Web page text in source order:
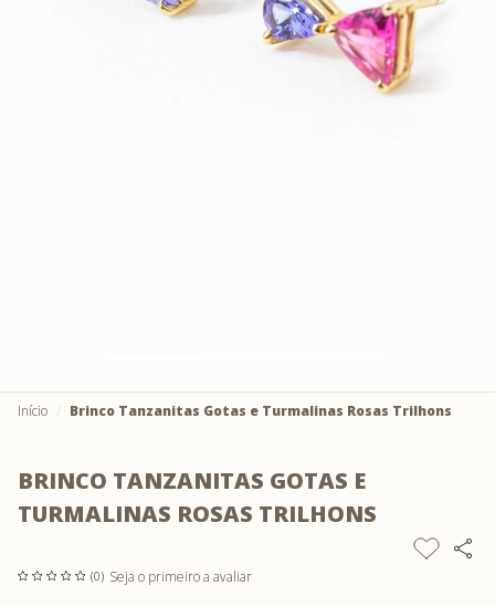
Início Brinco Tanzanitas Gotas e Turmalinas Rosas Trilhons
BRINCO TANZANITAS GOTAS E
TURMALINAS ROSAS TRILHONS
(0) Seja o primeiro a avaliar